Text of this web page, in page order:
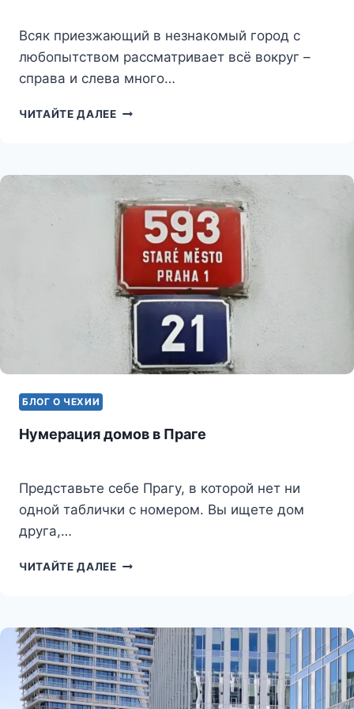
Всяк приезжающий в незнакомый город с
любопытством рассматривает всё вокруг –
справа и слева много…
ЧИТАЙТЕ ДАЛЕЕЛОГОТИП
БЛОГ О ЧЕХИИ
Нумерация домов в Праге
Представьте себе Прагу, в которой нет ни
одной таблички с номером. Вы ищете дом
друга,…
ЧИТАЙТЕ ДАЛЕЕНУМЕРАЦИЯ